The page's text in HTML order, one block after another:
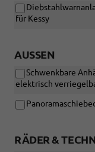
für Kessy
AUSSEN
Schwenkbare
elektrisch
RÄDER &